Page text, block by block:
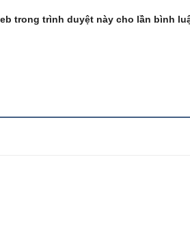
trong trình duyệt này cho lần bình